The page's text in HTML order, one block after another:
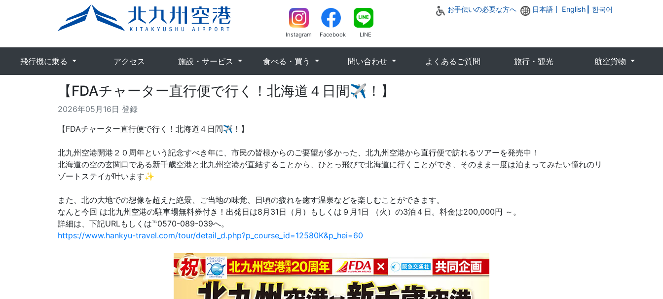
Instagram Facebook LINE
お手伝いの必要な方へ 日本語┃ English 한국어
飛行機に乗る アクセス 施設・サービス 食べる・買う 問い合わせ よくあるご質問 旅行・観光 航空貨物
【FDAチャーター直行便で行く！北海道４日間✈！】
2026年05月16日 登録
【FDAチャーター直行便で行く！北海道４日間✈！】
北九州空港開港２０周年という記念すべき年に、市民の皆様からのご要望が多かった、北九州空港から直行便で訪れるツアーを発売中！
北海道の空の玄関口である新千歳空港と北九州空港が直結することから、ひとっ飛びで北海道に行くことができ、そのまま一度は泊まってみたい憧れのリ
ゾートステイが叶います✨
また、北の大地での想像を超えた絶景、ご当地の味覚、日頃の疲れを癒す温泉などを楽しむことができます。
なんと今回 は北九州空港の駐車場無料券付き！出発日は8月31日（月）もしくは９月1日 （火）の3泊４日。料金は200,000円 ～。
詳細は、下記URLもしくは℡0570-089-039へ。
https://www.hankyu-travel.com/tour/detail_d.php?p_course_id=12580K&p_hei=60